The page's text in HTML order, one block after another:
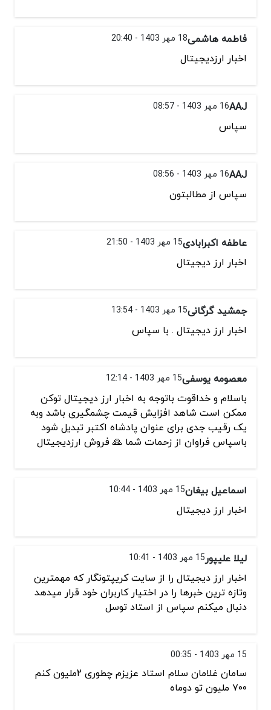
فاطمه هاشمی18 مهر 1403 - 20:40
اخبار ارزدیجیتال
AAJ16 مهر 1403 - 08:57
سپاس
AAJ16 مهر 1403 - 08:56
سپاس از مطالبتون
عاطفه اکبرابادی15 مهر 1403 - 21:50
اخبار ارز دیجیتال
جمشید گرگانی15 مهر 1403 - 13:54
اخبار ارز دیجیتال . با سپاس
معصومه یوسفی15 مهر 1403 - 12:14
باسلام و خداقوت باتوجه به اخبار ارز دیجیتال توکن
ممکن است شاهد افزایش قیمت چشمگیری باشد وبه
یک رقیب جدی برای عنوان پادشاه اکتبر تبدیل شود
باسپاس فراوان از زحمات شما 🙏 فروش ارزدیجیتال
اسماعیل بیغان15 مهر 1403 - 10:44
اخبار ارز دیجیتال
لیلا علیپور15 مهر 1403 - 10:41
اخبار ارز دیجیتال را از سایت کریپتونگار که مهمترین
وتازه ترین خبرها را در اختیار کاربران خود قرار میدهد
دنبال میکنم سپاس از استاد توسل
15 مهر 1403 - 00:35
سامان غلامان سلام استاد عزیزم چطوری ۲ملیون کنم
۷۰۰ ملیون تو دوماه